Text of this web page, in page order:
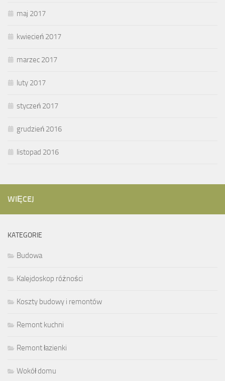
maj 2017
kwiecień 2017
marzec 2017
luty 2017
styczeń 2017
grudzień 2016
listopad 2016
WIĘCEJ
KATEGORIE
Budowa
Kalejdoskop różności
Koszty budowy i remontów
Remont kuchni
Remont łazienki
Wokół domu